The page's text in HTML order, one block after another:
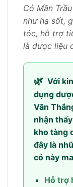
Cỏ Mần
như hạ sốt,
tóc, hỗ trợ
là dược liệu
🌿 Với
dụng
Văn
nhận
kho tàng
đây là
cỏ này
Hỗ trợ